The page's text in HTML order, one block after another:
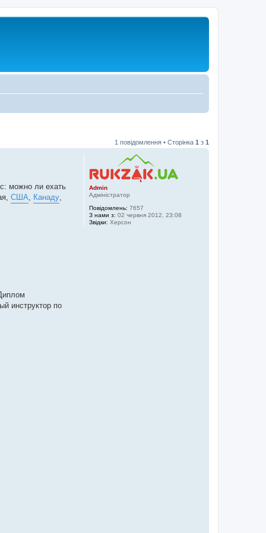
1 повідомлення • Сторінка 1 з 1
Admin
Адміністратор
Повідомлень: 7657
З нами з: 02 червня 2012, 23:08
Звідки: Херсон
можно ли ехать
США Канаду
инструктор по